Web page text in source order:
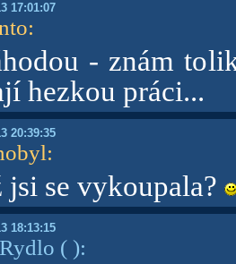
17:01:07
:
- znám
hezkou práci...
20:39:35
:
jsi se vykoupala?
18:13:15
( ):